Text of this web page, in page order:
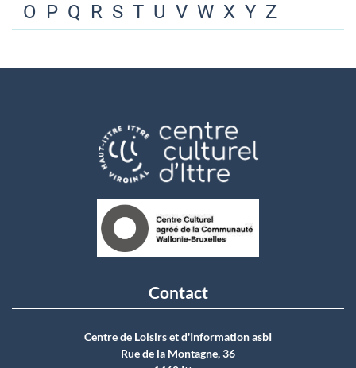
O P Q R S T U V W X Y Z
Contact
Centre de Loisirs et d'Information asbI
Rue de la Montagne, 36